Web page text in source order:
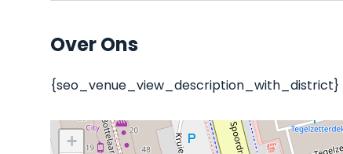
Over Ons
{seo_venue_view_description_with_district}
+